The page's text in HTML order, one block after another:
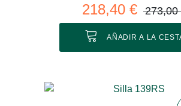
218,40 € 273,00
AÑADIR A LA